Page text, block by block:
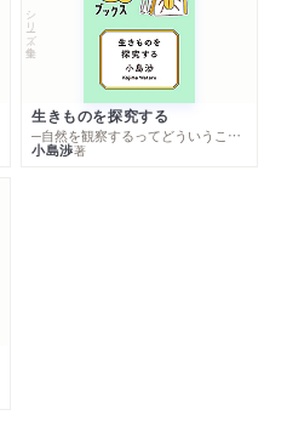
シリーズ・全集
生きものを探究する
─自然を観察するってどういうこと？
小島渉著